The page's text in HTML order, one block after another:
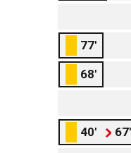
77'
68'
40' 67'